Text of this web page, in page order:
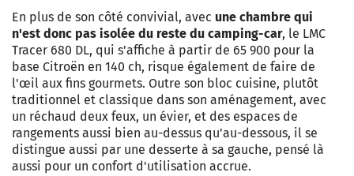
En plus de son côté convivial, avec une chambre qui
n'est donc pas isolée du reste du camping-car, le LMC
Tracer 680 DL, qui s'affiche à partir de 65 900 pour la
base Citroën en 140 ch, risque également de faire de
l'œil aux fins gourmets. Outre son bloc cuisine, plutôt
traditionnel et classique dans son aménagement, avec
un réchaud deux feux, un évier, et des espaces de
rangements aussi bien au-dessus qu'au-dessous, il se
distingue aussi par une desserte à sa gauche, pensé là
aussi pour un confort d'utilisation accrue.